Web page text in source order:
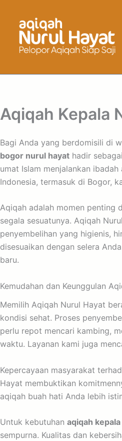
Aqiqah Kepala
Bagi Anda yang berdomisili di
bogor nurul hayat hadir
umat Islam menjalankan
Indonesia, termasuk di Bogor,
Aqiqah adalah momen penting
segala sesuatunya. Aqiqah
penyembelihan yang higienis,
disesuaikan dengan selera
baru.
Kemudahan dan Keunggulan
Memilih Aqiqah Nurul Hayat
kondisi sehat. Proses
perlu repot mencari kambing,
waktu. Layanan kami juga
Kepercayaan masyarakat
Hayat membuktikan
aqiqah buah hati Anda lebih
Untuk kebutuhan aqiqah
sempurna. Kualitas dan